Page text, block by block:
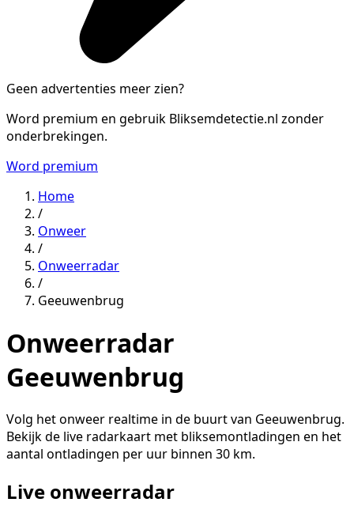
Geen advertenties meer zien?
Word premium en gebruik Bliksemdetectie.nl zonder
onderbrekingen.
Word premium
Home
/
Onweer
/
Onweerradar
/
Geeuwenbrug
Onweerradar
Geeuwenbrug
Volg het onweer realtime in de buurt van Geeuwenbrug.
Bekijk de live radarkaart met bliksemontladingen en het
aantal ontladingen per uur binnen 30 km.
Live onweerradar